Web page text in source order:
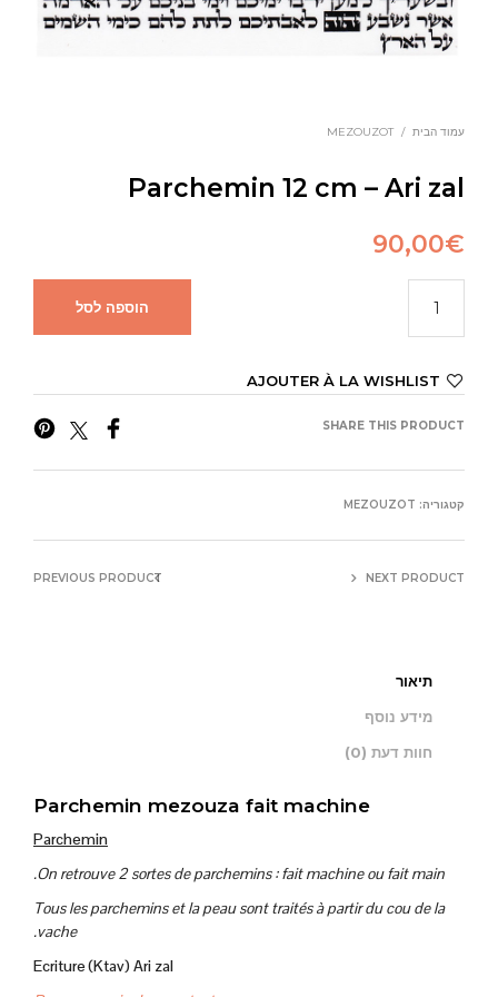
עמוד הבית /
MEZOUZOT
Parchemin 12 cm – Ari zal
90,00€
הוספה לסל
AJOUTER À LA WISHLIST
SHARE THIS PRODUCT
קטגוריה: MEZOUZOT
PREVIOUS PRODUCT NEXT PRODUCT
תיאור
מידע נוסף
חוות דעת (0)
Parchemin mezouza fait machine
Parchemin
On retrouve 2 sortes de parchemins : fait machine ou fait main.
Tous les parchemins et la peau sont traités à partir du cou de la
vache.
Ecriture (Ktav) Ari zal